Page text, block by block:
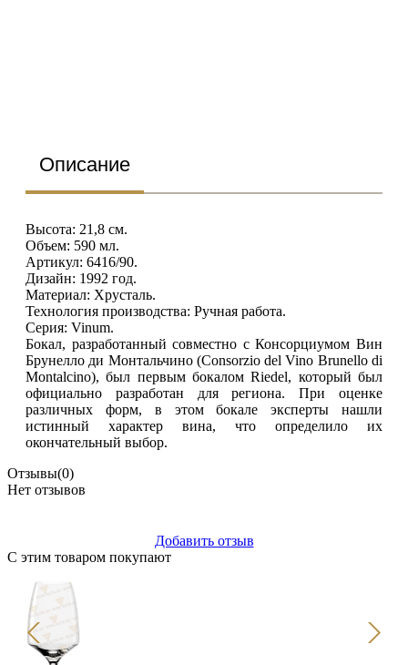
Описание
Высота: 21,8 см.
Объем: 590 мл.
Артикул: 6416/90.
Дизайн: 1992 год.
Материал: Хрусталь.
Технология производства: Ручная работа.
Серия: Vinum.
Бокал, разработанный совместно с Консорциумом Вин
Брунелло ди Монтальчино (Consorzio del Vino Brunello di
Montalcino), был первым бокалом Riedel, который был
официально разработан для региона. При оценке
различных форм, в этом бокале эксперты нашли
истинный характер вина, что определило их
окончательный выбор.
Отзывы(0)
Нет отзывов
Добавить отзыв
С этим товаром покупают